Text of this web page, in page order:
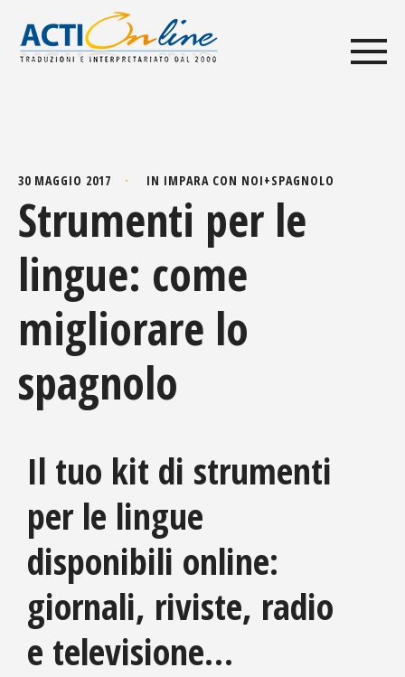
30 MAGGIO 2017 IN IMPARA CON NOI+SPAGNOLO
Strumenti per le
lingue: come
migliorare lo
spagnolo
Il tuo kit di strumenti
per le lingue
disponibili online:
giornali, riviste, radio
e televisione…